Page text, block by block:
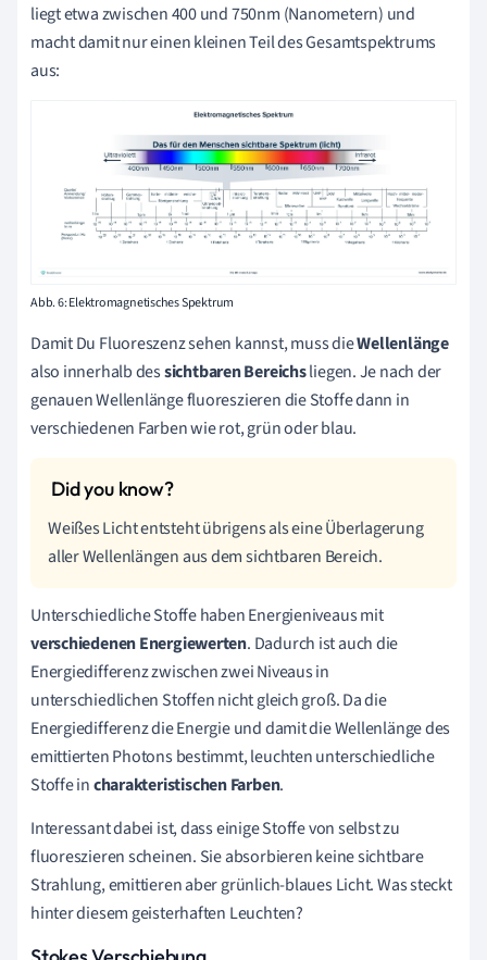
liegt etwa zwischen 400 und 750nm (Nanometern) und
macht damit nur einen kleinen Teil des Gesamtspektrums
aus:
Abb. 6: Elektromagnetisches Spektrum
Damit Du Fluoreszenz sehen kannst, muss dieWellenlänge
also innerhalb dessichtbaren Bereichsliegen. Je nach der
genauen Wellenlänge fluoreszieren die Stoffe dann in
verschiedenen Farben wie rot, grün oder blau.
Weißes Licht entsteht übrigens als eine Überlagerung
aller Wellenlängen aus dem sichtbaren Bereich.
Unterschiedliche Stoffe haben Energieniveaus mit
verschiedenen Energiewerten. Dadurch ist auch die
Energiedifferenz zwischen zwei Niveaus in
unterschiedlichen Stoffen nicht gleich groß. Da die
Energiedifferenz die Energie und damit die Wellenlänge des
emittierten Photons bestimmt, leuchten unterschiedliche
Stoffe incharakteristischen Farben.
Interessant dabei ist, dass einige Stoffe von selbst zu
fluoreszieren scheinen. Sie absorbieren keine sichtbare
Strahlung, emittieren aber grünlich-blaues Licht. Was steckt
hinter diesem geisterhaften Leuchten?